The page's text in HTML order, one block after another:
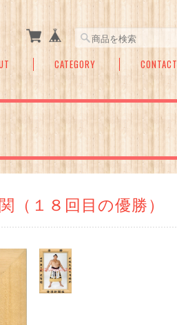
CATEGORY CONTACT
１８回目の優勝）